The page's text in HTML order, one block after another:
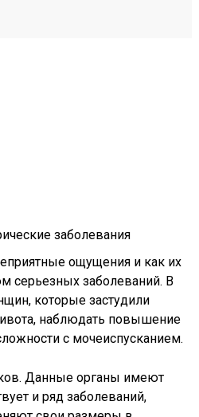
ощущения и как их
серьезных заболеваний. В
которые застудили
наблюдать повышение
с мочеиспусканием.
Данные органы имеют
и ряд заболеваний,